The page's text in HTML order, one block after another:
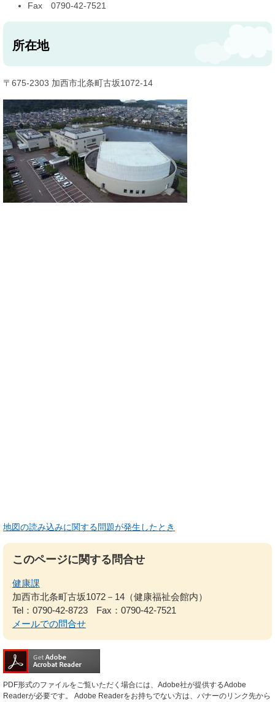
Fax 0790-42-7521
所在地
〒675-2303 加西市北条町古坂1072-14
地図の読み込みに関する問題が発生したとき
このページに関する問合せ
健康課
加西市北条町古坂1072－14（健康福祉会館内）
Tel：0790-42-8723
Fax：0790-42-7521
メールでの問合せ
PDF形式のファイルをご覧いただく場合には、Adobe社が提供するAdobe
Readerが必要です。
Adobe Readerをお持ちでない方は、バナーのリンク先から